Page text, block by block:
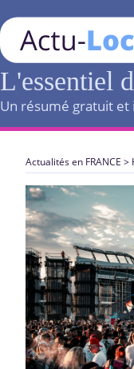
L'essentiel
Un résumé gratuit et
Actualités en FRANCE >